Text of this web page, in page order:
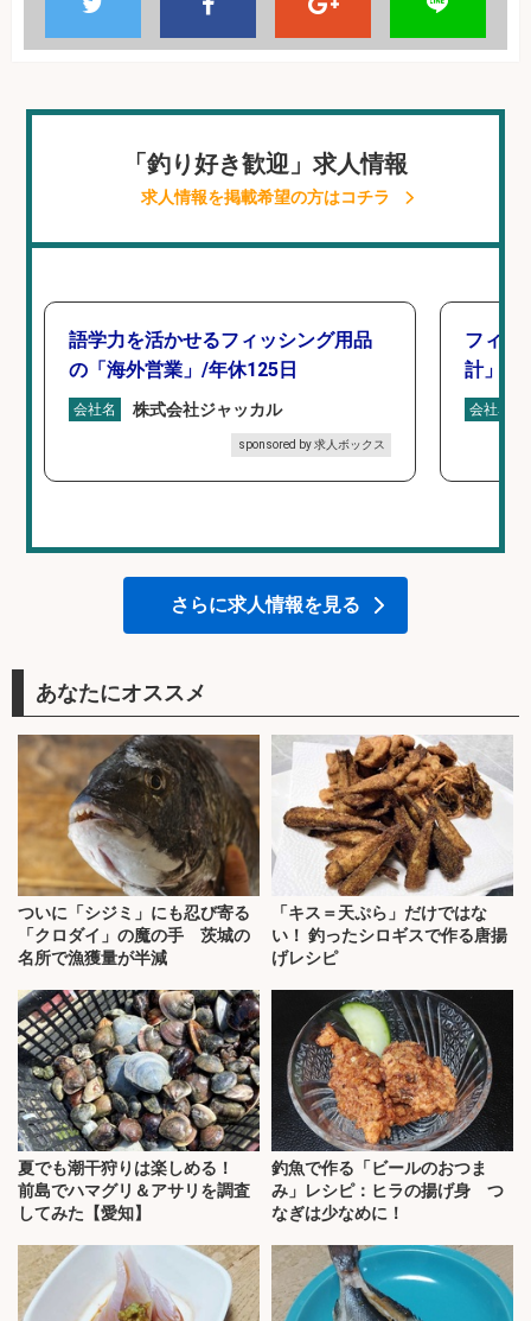
「釣り好き歓迎」求人情報
求人情報を掲載希望の方はコチラ
語学力を活かせるフィッシング用品
の「海外営業」/年休125日
会社名 株式会社ジャッカル
sponsored by 求人ボックス
フィッ
計」
会社名
さらに求人情報を見る
あなたにオススメ
ついに「シジミ」にも忍び寄る
「クロダイ」の魔の手 茨城の
名所で漁獲量が半減
「キス＝天ぷら」だけではな
い！ 釣ったシロギスで作る唐揚
げレシピ
夏でも潮干狩りは楽しめる！
前島でハマグリ＆アサリを調査
してみた【愛知】
釣魚で作る「ビールのおつま
み」レシピ：ヒラの揚げ身 つ
なぎは少なめに！